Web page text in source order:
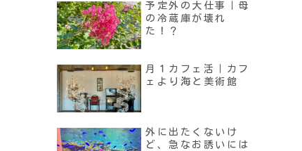
予定外の大仕事｜母
の冷蔵庫が壊れ
た！？
月１カフェ活｜カフ
ェより海と美術館
外に出たくないけ
ど、急なお誘いには